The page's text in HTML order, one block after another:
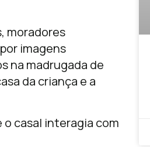
moradores
imagens
na madrugada de
da criança e a
o casal interagia com